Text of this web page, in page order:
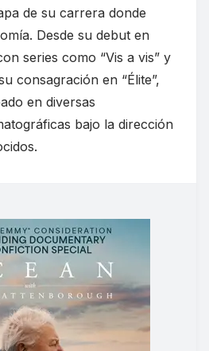
de su carrera donde
Desde su debut en
series como “Vis a vis” y
consagración en “Élite”,
en diversas
bajo la dirección